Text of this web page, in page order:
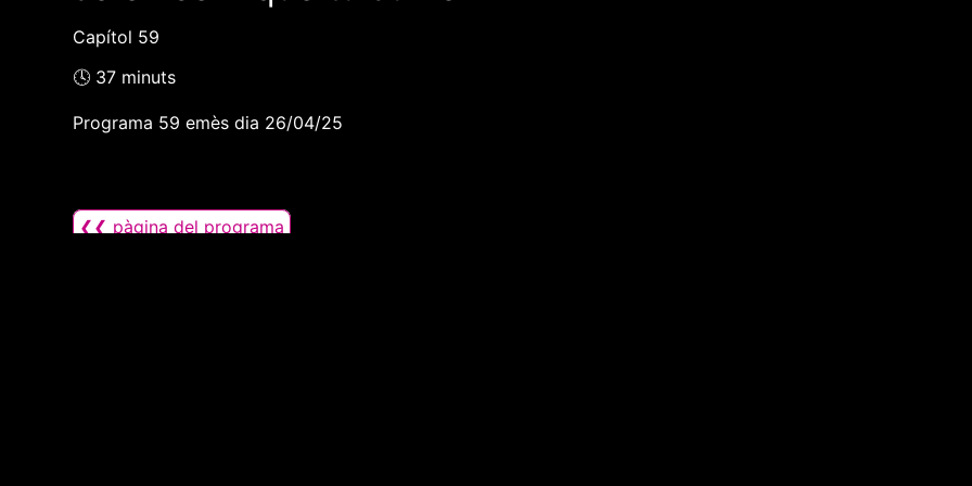
Capítol 59
🕓 37 minuts
Programa 59 emès dia 26/04/25
❮❮ pàgina del programa